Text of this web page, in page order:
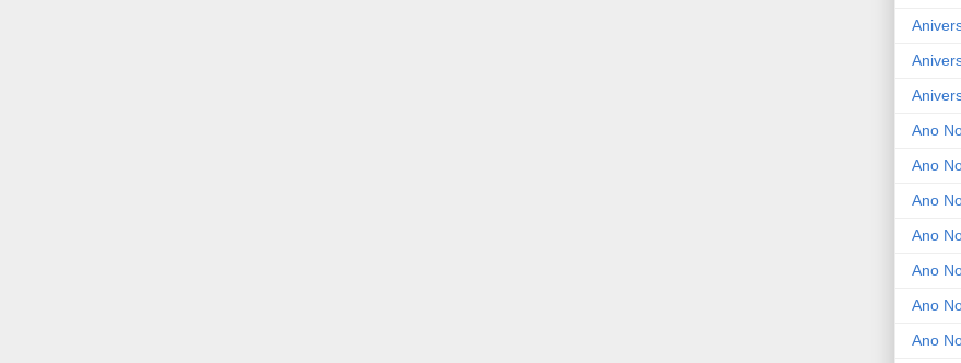
Ano
Ano
Ano
Ano
Ano
Ano
Ano